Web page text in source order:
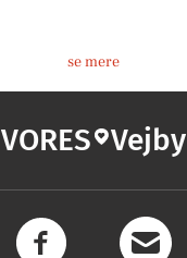
se mere
VORES Vejby